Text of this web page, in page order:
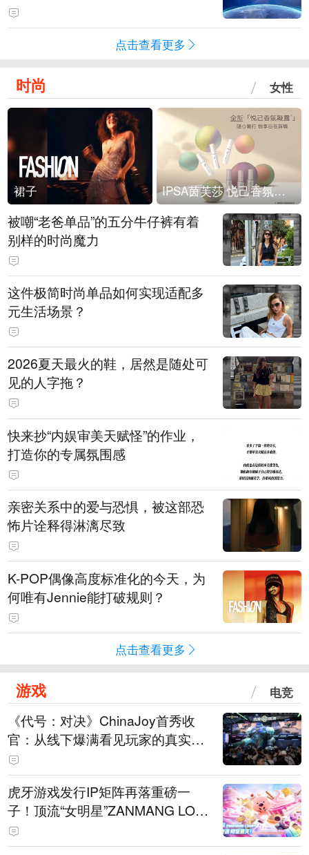
点击查看更多
时尚 女性
裙子 IPSA茵芙莎 悦己香氛凝露上市
被嘲“老爸单品”的五分牛仔裤有着
别样的时尚魔力
这件极简时尚单品如何实现适配多
元生活场景？
2026夏天最火的鞋，居然是随处可
见的人字拖？
快来抄“内娱审美天赋怪”的作业，
打造你的专属氛围感
亲密关系中的爱与恐惧，被这部恐
怖片诠释得淋漓尽致
K-POP偶像高度标准化的今天，为
何唯有Jennie能打破规则？
点击查看更多
游戏 电竞
《代号：对决》ChinaJoy首秀收
官：从线下爆满看见玩家的真实期
待
虎牙游戏发行IP矩阵再落重磅一
子！顶流“女明星”ZANMANG LOO
PY 正版3D消除手游《消消奇遇》
惊喜曝光